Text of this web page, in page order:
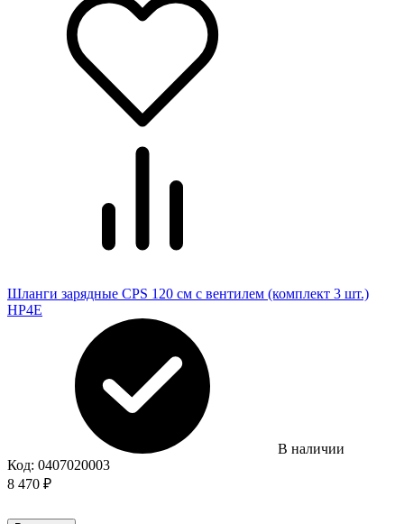
Шланги зарядные CPS 120 см с вентилем (комплект 3 шт.)
HP4E
В наличии
Код: 0407020003
8 470 ₽